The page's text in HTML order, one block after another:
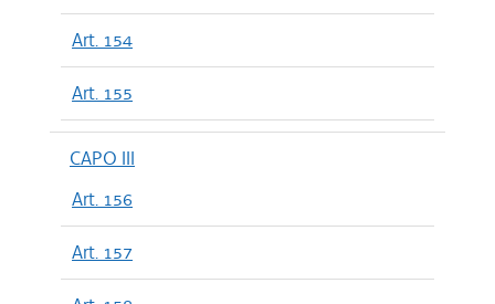
Art. 154
Art. 155
CAPO III
Art. 156
Art. 157